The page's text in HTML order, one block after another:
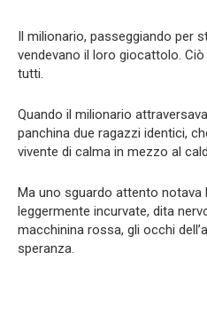
Il milionario, passeggiando per
vendevano il loro giocattolo.
tutti.
Quando il milionario
panchina due ragazzi identici,
vivente di calma in mezzo al
Ma uno sguardo attento
leggermente incurvate, dita
macchinina rossa, gli occhi
speranza.